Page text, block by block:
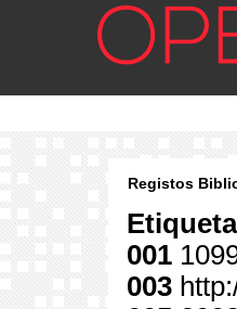
Registos
001
003